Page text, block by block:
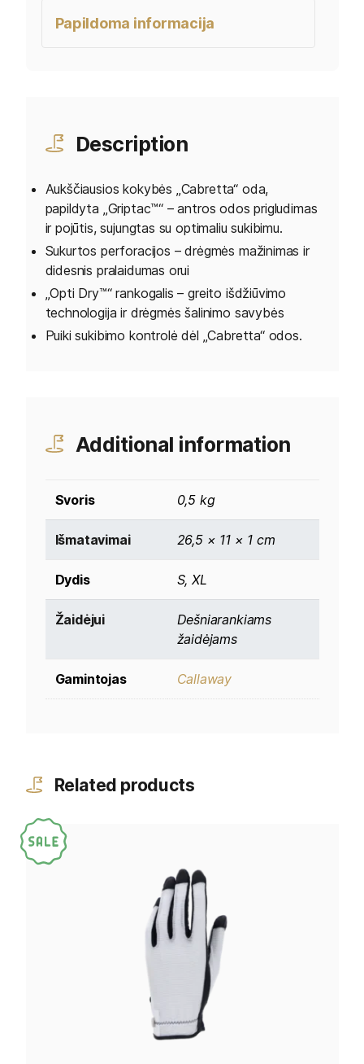
Papildoma informacija
Description
Aukščiausios kokybės „Cabretta“ oda,
papildyta „Griptac™“ – antros odos prigludimas
ir pojūtis, sujungtas su optimaliu sukibimu.
Sukurtos perforacijos – drėgmės mažinimas ir
didesnis pralaidumas orui
„Opti Dry™“ rankogalis – greito išdžiūvimo
technologija ir drėgmės šalinimo savybės
Puiki sukibimo kontrolė dėl „Cabretta“ odos.
Additional information
Svoris 0,5 kg
Išmatavimai 26,5 × 11 × 1 cm
Dydis S, XL
Žaidėjui
Dešniarankiams
žaidėjams
Gamintojas Callaway
Related products